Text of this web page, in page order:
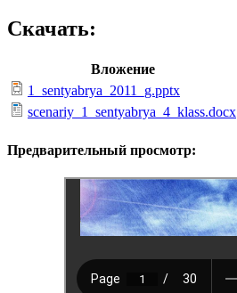
Скачать:
Вложение
1_sentyabrya_2011_g.pptx
scenariy_1_sentyabrya_4_klass.docx
Предварительный просмотр: